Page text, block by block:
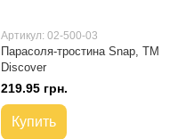
Артикул: 02-500-03
Парасоля-тростина Snap, ТМ
Discover
219.95 грн.
Купить